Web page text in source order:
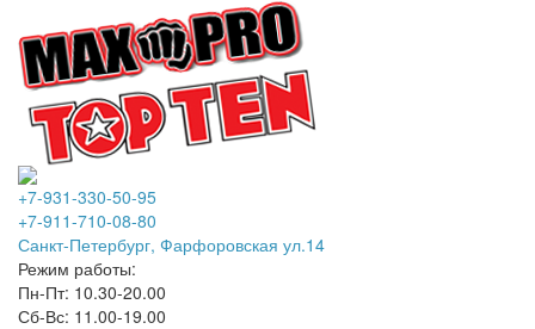
+7-931-330-50-95
+7-911-710-08-80
Санкт-Петербург, Фарфоровская ул.14
Режим работы:
Пн-Пт: 10.30-20.00
Сб-Вс: 11.00-19.00